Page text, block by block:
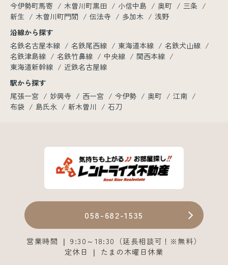
今伊勢町馬寄
木曽川町黒田 小信中島 奥町
三条
新生
木曽川町門間 伝法寺 多加木
浅野
沿線から探す
名鉄名古屋本線
名鉄尾西線 東海道本線
名鉄犬山線
名鉄津島線
名鉄竹鼻線 中央線
関西本線
東海道新幹線
近鉄名古屋線
駅から探す
尾張一宮
妙興寺 西一宮 今伊勢 奥町
江南
布袋
島氏永 新木曽川 石刀
058-682-1535
営業時間 ❘ 9:30～18:30（延長相談可！※無料）
定休日 ❘ たまの木曜日休業